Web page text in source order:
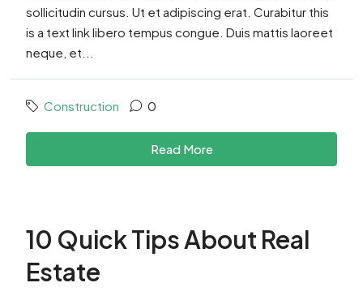
sollicitudin cursus. Ut et adipiscing erat. Curabitur this
is a text link libero tempus congue. Duis mattis laoreet
neque, et...
Construction 0
Read More
10 Quick Tips About Real
Estate